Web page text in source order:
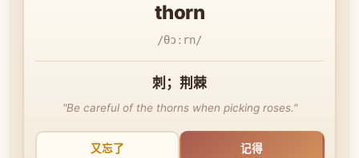
thorn
/θɔːrn/
刺；荆棘
"Be careful of the thorns when picking roses."
又忘了 记得